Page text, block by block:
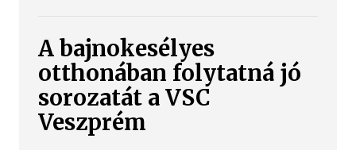
A bajnokesélyes
otthonában folytatná jó
sorozatát a VSC
Veszprém